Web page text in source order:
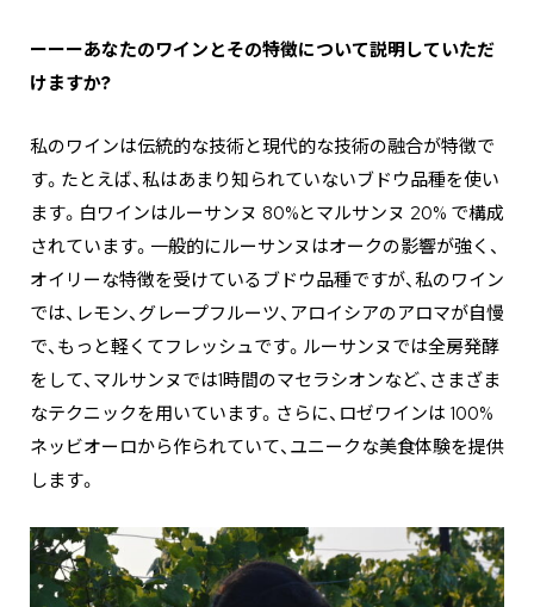
ーーーあなたのワインとその特徴について説明していただ
けますか?
私のワインは伝統的な技術と現代的な技術の融合が特徴で
す。たとえば、私はあまり知られていないブドウ品種を使い
ます。白ワインはルーサンヌ 80%とマルサンヌ 20% で構成
されています。一般的にルーサンヌはオークの影響が強く、
オイリーな特徴を受けているブドウ品種ですが、私のワイン
では、レモン、グレープフルーツ、アロイシアのアロマが自慢
で、もっと軽くてフレッシュです。ルーサンヌでは全房発酵
をして、マルサンヌでは1時間のマセラシオンなど、さまざま
なテクニックを用いています。さらに、ロゼワインは 100%
ネッビオーロから作られていて、ユニークな美食体験を提供
します。